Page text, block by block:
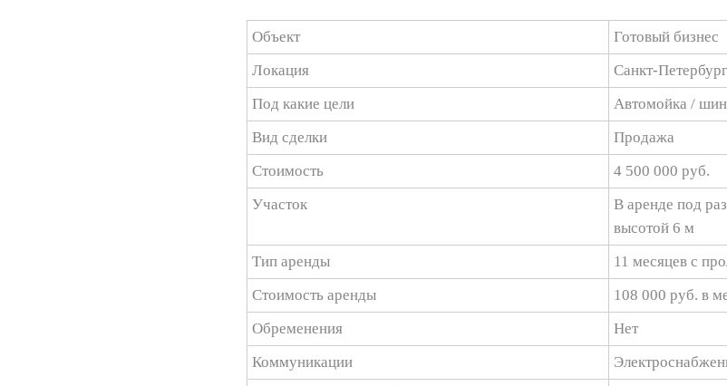
Объект
Готовый бизнес
Локация
Санкт-
Под какие цели
Автомойка /
Вид сделки
Продажа
Стоимость
4 500 000 руб.
Участок
В аренде под
высотой 6 м
Тип аренды
11 месяцев с
Стоимость аренды
108 000 руб. в
Обременения
Нет
Коммуникации